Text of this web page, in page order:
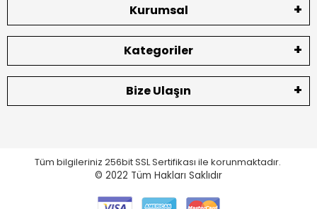
Kurumsal
Kategoriler
Bize Ulaşın
Tüm bilgileriniz 256bit SSL Sertifikası ile korunmaktadır.
© 2022 Tüm Hakları Saklıdır